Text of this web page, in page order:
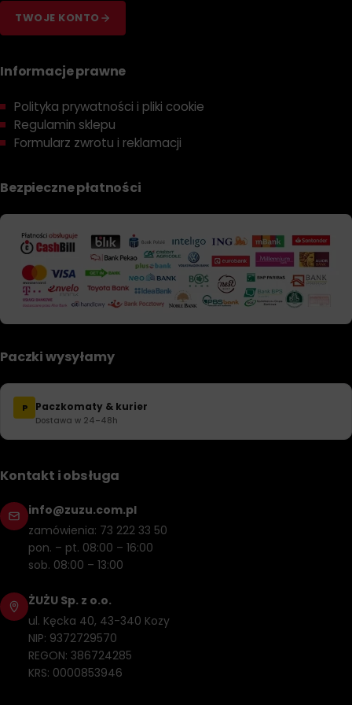
TWOJE KONTO
Informacje prawne
Polityka prywatności i pliki cookie
Regulamin sklepu
Formularz zwrotu i reklamacji
Bezpieczne płatności
Paczki wysyłamy
P Paczkomaty & kurier
Dostawa w 24–48h
Kontakt i obsługa
info@zuzu.com.pl
zamówienia: 73 222 33 50
pon. – pt. 08:00 – 16:00
sob. 08:00 – 13:00
ŻUŻU Sp. z o.o.
ul. Kęcka 40, 43-340 Kozy
NIP: 9372729570
REGON: 386724285
KRS: 0000853946